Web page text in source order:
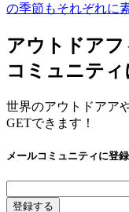
の季節もそれぞれに
アウトドア
コミュニティ
世界のアウトドアア
GETできます！
メールコミュニティに登録